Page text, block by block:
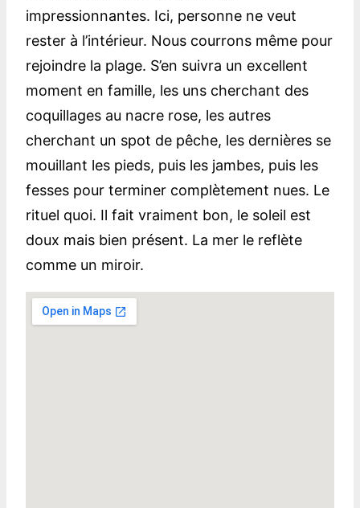
impressionnantes. Ici, personne ne veut
rester à l’intérieur. Nous courrons même pour
rejoindre la plage. S’en suivra un excellent
moment en famille, les uns cherchant des
coquillages au nacre rose, les autres
cherchant un spot de pêche, les dernières se
mouillant les pieds, puis les jambes, puis les
fesses pour terminer complètement nues. Le
rituel quoi. Il fait vraiment bon, le soleil est
doux mais bien présent. La mer le reflète
comme un miroir.